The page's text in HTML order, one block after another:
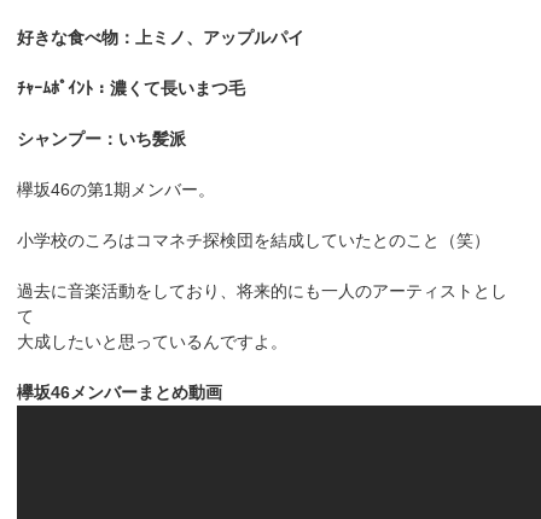
好きな食べ物：上ミノ、アップルパイ
ﾁｬｰﾑﾎﾟｲﾝﾄ：濃くて長いまつ毛
シャンプー：いち髪派
欅坂46の第1期メンバー。
小学校のころはコマネチ探検団を結成していたとのこと（笑）
過去に音楽活動をしており、将来的にも一人のアーティストとし
て
大成したいと思っているんですよ。
欅坂46メンバーまとめ動画